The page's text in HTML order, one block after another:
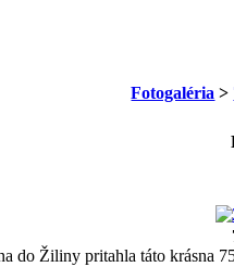
Fotogaléria >
do Žiliny pritahla táto krásna